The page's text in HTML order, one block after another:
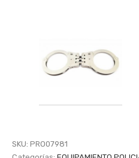
SKU: PRO07981